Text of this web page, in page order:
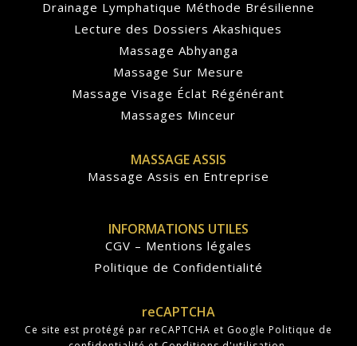
Drainage Lymphatique Méthode Brésilienne
Lecture des Dossiers Akashiques
Massage Abhyanga
Massage Sur Mesure
Massage Visage Éclat Régénérant
Massages Minceur
MASSAGE ASSIS
Massage Assis en Entreprise
INFORMATIONS UTILES
CGV – Mentions légales
Politique de Confidentialité
reCAPTCHA
Ce site est protégé par reCAPTCHA et Google Politique de